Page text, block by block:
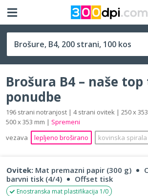
B4 (250 x 353 mm)
Išči
Brošura B4 – naše
ponudbe
196 strani notranjost | 4 strani ovitek | 250 x
500 x 353 mm | Spremeni
vezava
lepljeno broširano kovinska spirala
Ovitek: Mat premazni papir (300 g)
barvni tisk (4/4)
Offset tisk
Enostranska mat plastifikacija 1/0